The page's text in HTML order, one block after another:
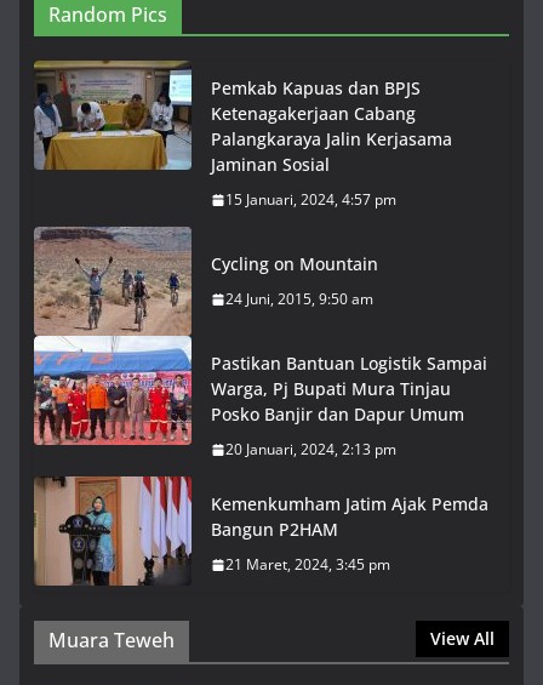
Random Pics
Pemkab Kapuas dan BPJS
Ketenagakerjaan Cabang
Palangkaraya Jalin Kerjasama
Jaminan Sosial
15 Januari, 2024, 4:57 pm
Cycling on Mountain
24 Juni, 2015, 9:50 am
Pastikan Bantuan Logistik Sampai
Warga, Pj Bupati Mura Tinjau
Posko Banjir dan Dapur Umum
20 Januari, 2024, 2:13 pm
Kemenkumham Jatim Ajak Pemda
Bangun P2HAM
21 Maret, 2024, 3:45 pm
Muara Teweh View All